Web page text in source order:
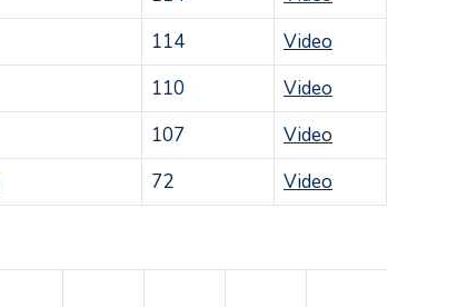
114
Video
110
Video
107
Video
72 Video